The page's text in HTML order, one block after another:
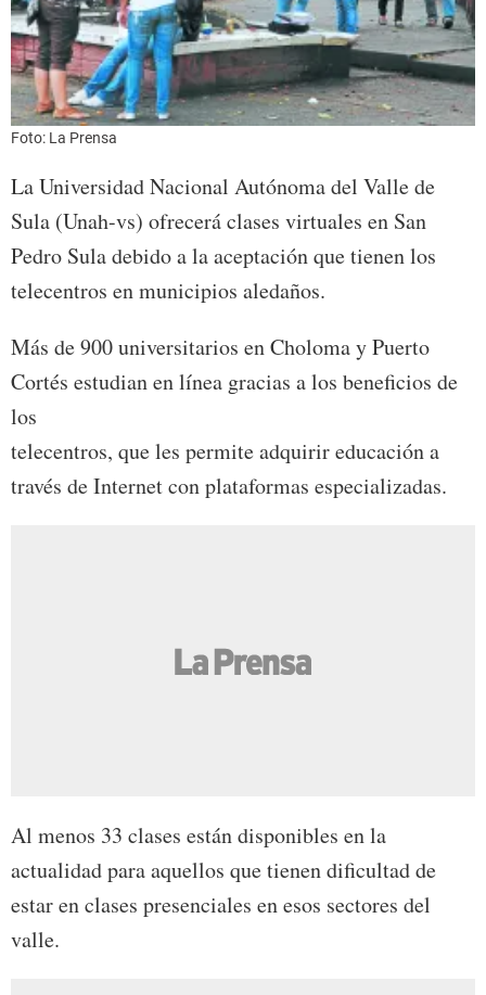
Foto: La Prensa
La Universidad Nacional Autónoma del Valle de
Sula (Unah-vs) ofrecerá clases virtuales en San
Pedro Sula debido a la aceptación que tienen los
telecentros en municipios aledaños.
Más de 900 universitarios en Choloma y Puerto
Cortés estudian en línea gracias a los beneficios de
los
telecentros, que les permite adquirir educación a
través de Internet con plataformas especializadas.
Al menos 33 clases están disponibles en la
actualidad para aquellos que tienen dificultad de
estar en clases presenciales en esos sectores del
valle.